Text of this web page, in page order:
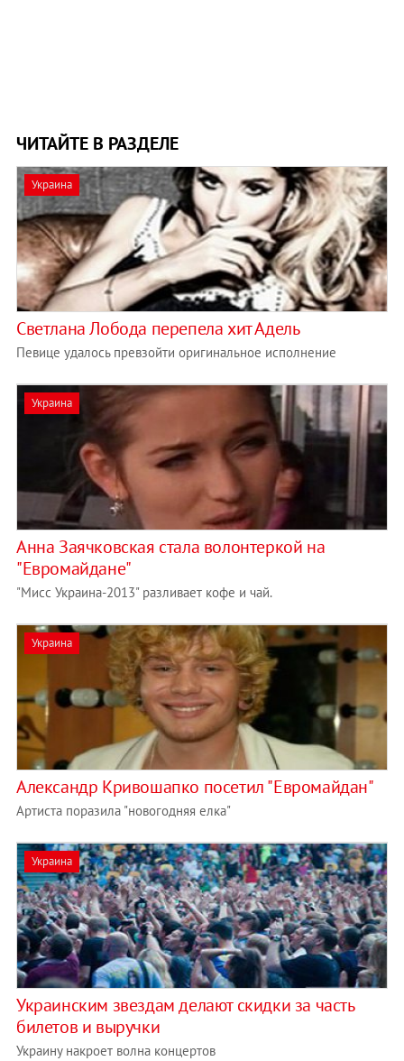
ЧИТАЙТЕ В РАЗДЕЛЕ
Украина
Светлана Лобода перепела хит Адель
Певице удалось превзойти оригинальное исполнение
Украина
Анна Заячковская стала волонтеркой на
"Евромайдане"
"Мисс Украина-2013" разливает кофе и чай.
Украина
Александр Кривошапко посетил "Евромайдан"
Артиста поразила "новогодняя елка"
Украина
Украинским звездам делают скидки за часть
билетов и выручки
Украину накроет волна концертов